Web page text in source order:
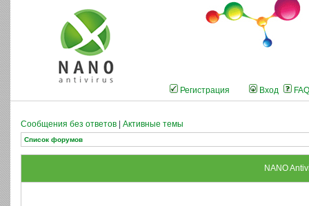
Регистрация Вход FAQ
Сообщения без ответов Активные темы
Список форумов
NANO